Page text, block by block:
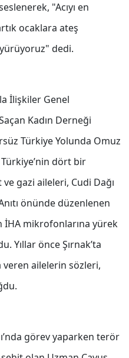
"Acıyı en
ocaklara ateş
dedi.
İlişkiler Genel
Kadın Derneği
Türkiye Yolunda Omuz
dört bir
ve gazi aileleri, Cudi Dağı
önünde düzenlenen
İHA mikrofonlarına yürek
Yıllar önce Şırnak’ta
veren ailelerin sözleri,
görev yaparken terör